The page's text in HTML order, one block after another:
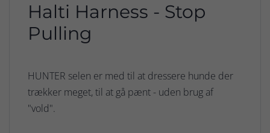
Halti Harness - Stop
Pulling
HUNTER selen er med til at dressere hunde der
trækker meget, til at gå pænt - uden brug af
"vold".